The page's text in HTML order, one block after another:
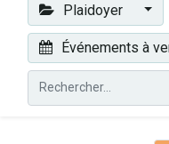
Plaidoyer
Événements à